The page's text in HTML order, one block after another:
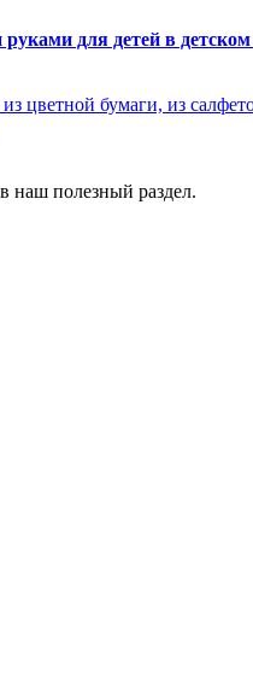
для детей в
цветной бумаги, из
наш полезный раздел.